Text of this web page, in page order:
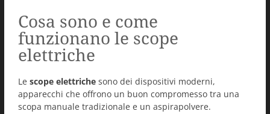
Cosa sono e come
funzionano le scope
elettriche
Le scope elettriche sono dei dispositivi moderni,
apparecchi che offrono un buon compromesso tra una
scopa manuale tradizionale e un aspirapolvere.